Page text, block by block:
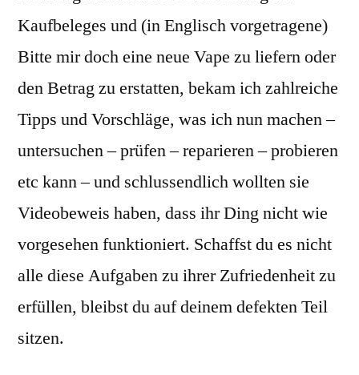
Kaufbeleges und (in Englisch vorgetragene)
Bitte mir doch eine neue Vape zu liefern oder
den Betrag zu erstatten, bekam ich zahlreiche
Tipps und Vorschläge, was ich nun machen –
untersuchen – prüfen – reparieren – probieren
etc kann – und schlussendlich wollten sie
Videobeweis haben, dass ihr Ding nicht wie
vorgesehen funktioniert. Schaffst du es nicht
alle diese Aufgaben zu ihrer Zufriedenheit zu
erfüllen, bleibst du auf deinem defekten Teil
sitzen.